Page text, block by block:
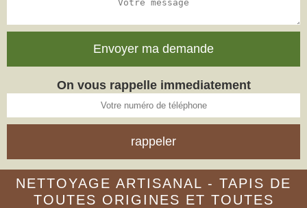
On vous rappelle immediatement
NETTOYAGE ARTISANAL - TAPIS DE
TOUTES ORIGINES ET TOUTES